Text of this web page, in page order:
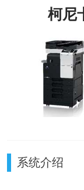
柯尼
系统介绍